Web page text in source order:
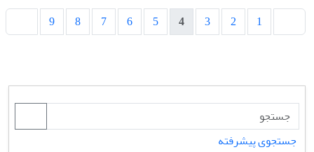
1
2
3
4
5
6
7
8
9
جستجوی پیشرفته